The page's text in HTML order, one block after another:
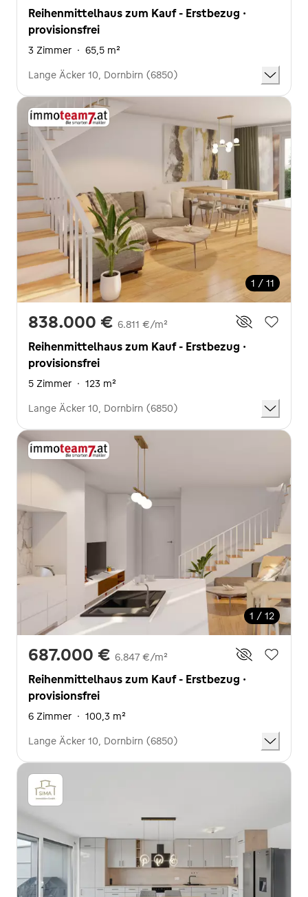
Reihenmittelhaus zum Kauf - Erstbezug ·
provisionsfrei
3 Zimmer · 65,5 m²
Lange Äcker 10, Dornbirn (6850)
1 / 11
838.000 € 6.811 €/m²
Reihenmittelhaus zum Kauf - Erstbezug ·
provisionsfrei
5 Zimmer · 123 m²
Lange Äcker 10, Dornbirn (6850)
1 / 12
687.000 € 6.847 €/m²
Reihenmittelhaus zum Kauf - Erstbezug ·
provisionsfrei
6 Zimmer · 100,3 m²
Lange Äcker 10, Dornbirn (6850)